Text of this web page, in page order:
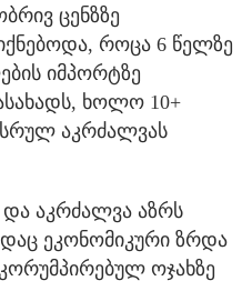
ცენზზე
როცა 6 წელზე
იმპორტზე
ხოლო 10+
სრულ აკრძალვას
აკრძალვა აზრს
ეკონომიკური ზრდა
ოჯახზე